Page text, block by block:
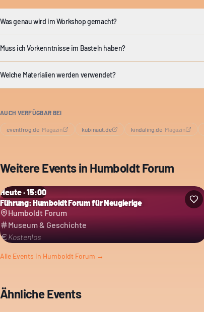
Was genau wird im Workshop gemacht?
Muss ich Vorkenntnisse im Basteln haben?
Welche Materialien werden verwendet?
AUCH VERFÜGBAR BEI
eventfrog.de· Magazin kubinaut.de kindaling.de· Magazin
Weitere Events in Humboldt Forum
Heute · 15:00
Führung: Humboldt Forum für Neugierige
Humboldt Forum
Museum & Geschichte
Kostenlos
Alle Events in Humboldt Forum →
Ähnliche Events